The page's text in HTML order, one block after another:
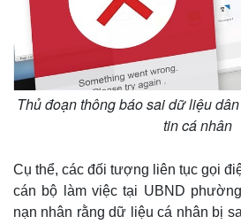
Thủ đoạn thông báo sai dữ liệu
tin cá nhân
Cụ thể, các đối tượng liên tục gọi
cán bộ làm việc tại UBND
nạn nhân rằng dữ liệu cá nhân bị